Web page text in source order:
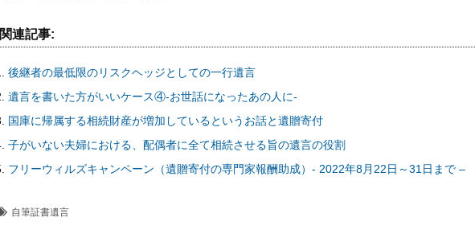
関連記事:
後継者の最低限のリスクヘッジとしての一行遺言
遺言を書いた方がいいケース④-お世話になったあの人に-
国庫に帰属する相続財産が増加しているというお話と遺贈寄付
子がいない夫婦における、配偶者に全て相続させる旨の遺言の役割
フリーウィルズキャンペーン（遺贈寄付の専門家報酬助成）- 2022年8月22日～31日まで –
自筆証書遺言